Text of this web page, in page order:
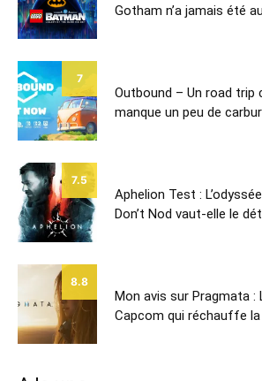
Gotham n’a jamais été
7
Outbound – Un road trip
manque un peu de
7.5
Aphelion Test :
Don’t Nod vaut-elle le
8.8
Mon avis sur Pragmata :
Capcom qui réchauffe la